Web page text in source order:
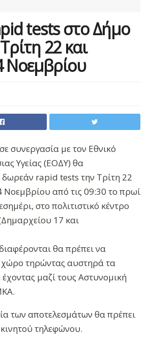
tests στο Δήμο
22 και
Νοεμβρίου
συνεργασία με τον Εθνικό
Υγείας (ΕΟΔΥ) θα
rapid tests την Τρίτη 22
Νοεμβρίου από τις 09:30 το πρωί
στο πολιτιστικό κέντρο
17 και
θα πρέπει να
τηρώντας αυστηρά τα
μαζί τους Αστυνομική
των αποτελεσμάτων θα πρέπει
τηλεφώνου.